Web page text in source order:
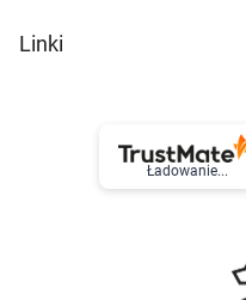
Linki
Ładowanie...